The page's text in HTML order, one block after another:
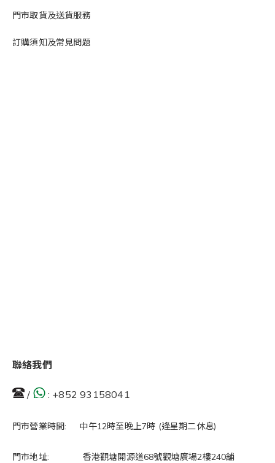
門市取貨及送貨服務
訂購須知及常見問題
聯絡我們
/ : +852 93158041
門市營業時間: 中午12時至晚上7時 (逢星期二休息)
門市地址: 香港觀塘開源道68號觀塘廣場2樓240舖